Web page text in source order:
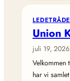
Union
juli 19, 2026
Velkommen
har vi